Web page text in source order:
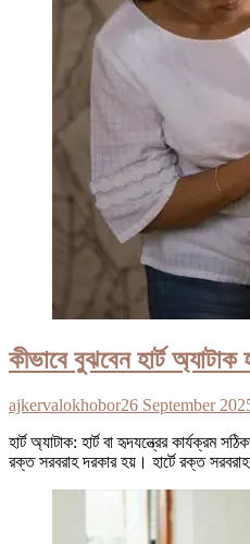
কীভাবে বুঝবেন হার্ট
ajkervalokhobor26 September
হার্ট অ্যাটাক: হার্ট বা হৃদযন্ত্রের কার্যক্রম
রক্ত সরবরাহ দরকার হয়। হার্টে রক্ত